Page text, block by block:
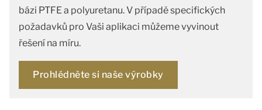
bázi PTFE a polyuretanu. V případě specifických
požadavků pro Vaši aplikaci můžeme vyvinout
řešení na míru.
Prohlédněte si naše výrobky